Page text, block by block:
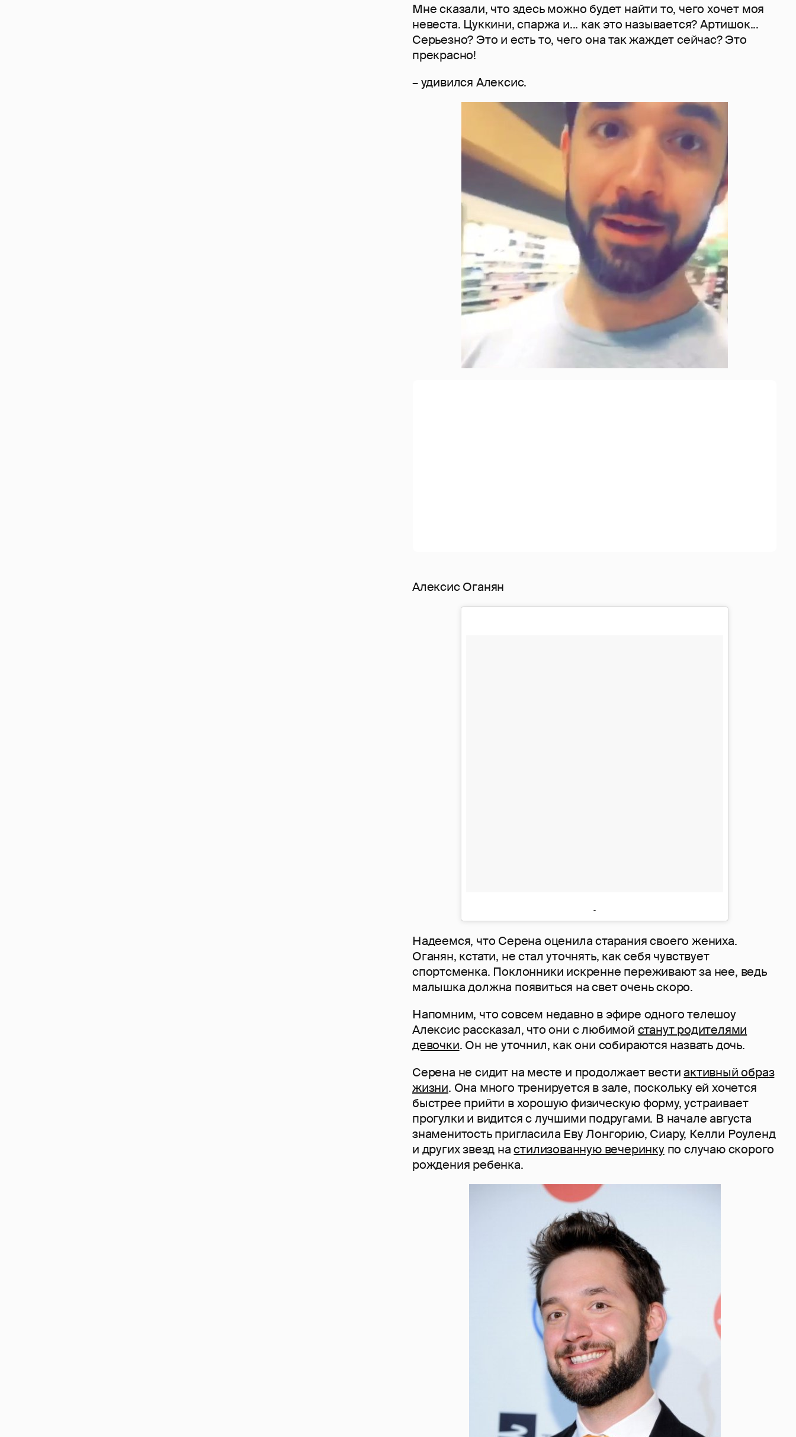
Мне сказали, что здесь можно будет найти то, чего хочет моя
невеста. Цуккини, спаржа и... как это называется? Артишок...
Серьезно? Это и есть то, чего она так жаждет сейчас? Это
прекрасно!
– удивился Алексис.
Алексис Оганян
Надеемся, что Серена оценила старания своего жениха.
Оганян, кстати, не стал уточнять, как себя чувствует
спортсменка. Поклонники искренне переживают за нее, ведь
малышка должна появиться на свет очень скоро.
Напомним, что совсем недавно в эфире одного телешоу
Алексис рассказал, что они с любимой станут родителями
девочки. Он не уточнил, как они собираются назвать дочь.
Серена не сидит на месте и продолжает вестиактивный образ
жизни. Она много тренируется в зале, поскольку ей хочется
быстрее прийти в хорошую физическую форму, устраивает
прогулки и видится с лучшими подругами. В начале августа
знаменитость пригласила Еву Лонгорию, Сиару, Келли Роуленд
и других звезд настилизованную вечеринкупо случаю скорого
рождения ребенка.